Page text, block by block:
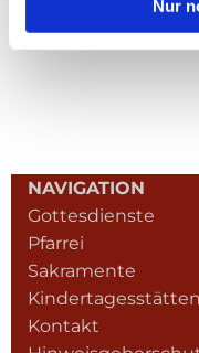
Nur
NAVIGATION
Gottesdienste
Pfarrei
Sakramente
Kindertagesstätten
Kontakt